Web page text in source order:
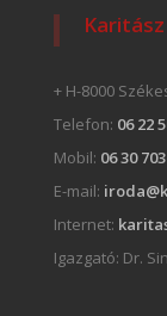
+ H-8000
Telefon: 06 22
Mobil: 06 30
E-mail:
Internet:
Igazgató: Dr.